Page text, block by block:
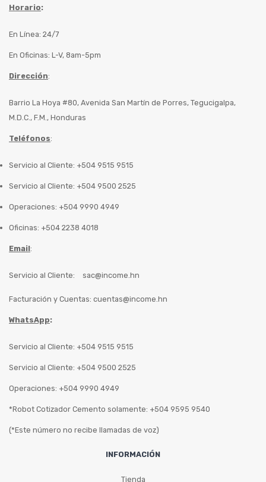
Horario:
En Línea: 24/7
En Oficinas: L-V, 8am-5pm
Dirección:
Barrio La Hoya #80, Avenida San Martín de Porres, Tegucigalpa,
M.D.C., F.M., Honduras
Teléfonos:
Servicio al Cliente: +504 9515 9515
Servicio al Cliente: +504 9500 2525
Operaciones: +504 9990 4949
Oficinas: +504 2238 4018
Email:
Servicio al Cliente: sac@income.hn
Facturación y Cuentas: cuentas@income.hn
WhatsApp:
Servicio al Cliente: +504 9515 9515
Servicio al Cliente: +504 9500 2525
Operaciones: +504 9990 4949
*Robot Cotizador Cemento solamente: +504 9595 9540
(*Este número no recibe llamadas de voz)
INFORMACIÓN
Tienda